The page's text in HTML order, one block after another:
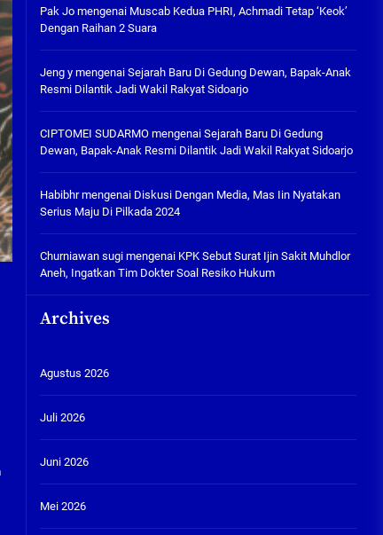
05/08/2026
Pak Jomengenai Muscab Kedua PHRI, Achmadi Tetap ‘Keok’
Dengan Raihan 2 Suara
Jeng ymengenai Sejarah Baru Di Gedung Dewan, Bapak-Anak
Resmi Dilantik Jadi Wakil Rakyat Sidoarjo
CIPTOMEI SUDARMOmengenai Sejarah Baru Di Gedung
Dewan, Bapak-Anak Resmi Dilantik Jadi Wakil Rakyat Sidoarjo
Habibhrmengenai Diskusi Dengan Media, Mas Iin Nyatakan
Serius Maju Di Pilkada 2024
Churniawan sugimengenai KPK Sebut Surat Ijin Sakit Muhdlor
Aneh, Ingatkan Tim Dokter Soal Resiko Hukum
Archives
Agustus 2026
Juli 2026
Juni 2026
Mei 2026